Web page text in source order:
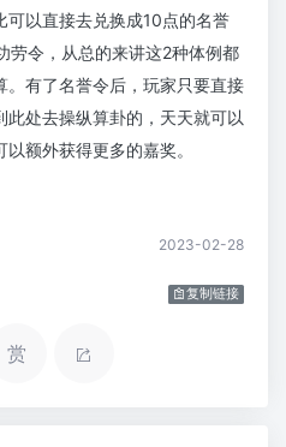
可以直接去兑换成10点的名誉
劳令，从总的来讲这2种体例都
。有了名誉令后，玩家只要直接
处去操纵算卦的，天天就可以
额外获得更多的嘉奖。
2023-02-28
复制链接
赏